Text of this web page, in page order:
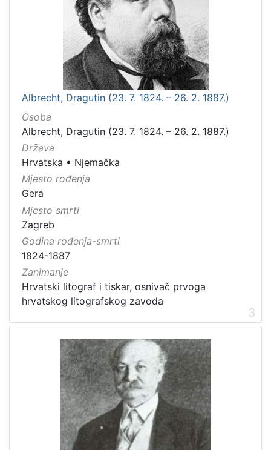
Albrecht, Dragutin (23. 7. 1824. – 26. 2. 1887.)
Osoba
Albrecht, Dragutin (23. 7. 1824. – 26. 2. 1887.)
Država
Hrvatska • Njemačka
Mjesto rođenja
Gera
Mjesto smrti
Zagreb
Godina rođenja-smrti
1824-1887
Zanimanje
Hrvatski litograf i tiskar, osnivač prvoga
hrvatskog litografskog zavoda
3